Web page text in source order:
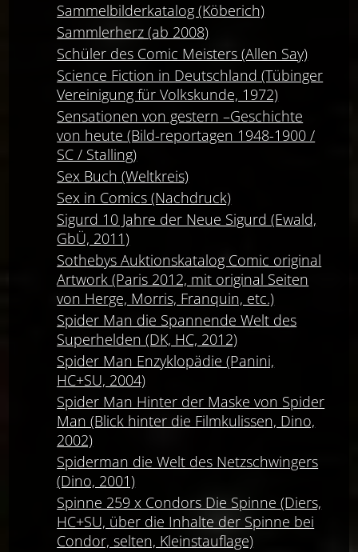
Sammelbilderkatalog (Köberich)
Sammlerherz (ab 2008)
Schüler des Comic Meisters (Allen Say)
Science Fiction in Deutschland (Tübinger
Vereinigung für Volkskunde, 1972)
Sensationen von gestern –Geschichte
von heute (Bild-reportagen 1948-1900 /
SC / Stalling)
Sex Buch (Weltkreis)
Sex in Comics (Nachdruck)
Sigurd 10 Jahre der Neue Sigurd (Ewald,
GbÜ, 2011)
Sothebys Auktionskatalog Comic original
Artwork (Paris 2012, mit original Seiten
von Herge, Morris, Franquin, etc.)
Spider Man die Spannende Welt des
Superhelden (DK, HC, 2012)
Spider Man Enzyklopädie (Panini,
HC+SU, 2004)
Spider Man Hinter der Maske von Spider
Man (Blick hinter die Filmkulissen, Dino,
2002)
Spiderman die Welt des Netzschwingers
(Dino, 2001)
Spinne 259 x Condors Die Spinne (Diers,
HC+SU, über die Inhalte der Spinne bei
Condor, selten, Kleinstauflage)